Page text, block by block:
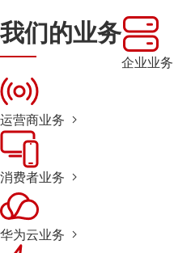
我们的业务
企业业务
运营商业务
消费者业务
华为云业务